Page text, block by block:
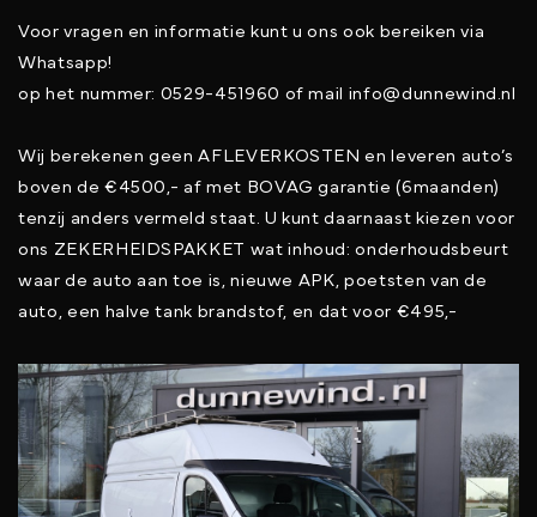
Voor vragen en informatie kunt u ons ook bereiken via
Whatsapp!
op het nummer: 0529-451960 of mail info@dunnewind.nl
Wij berekenen geen AFLEVERKOSTEN en leveren auto’s
boven de €4500,- af met BOVAG garantie (6maanden)
tenzij anders vermeld staat. U kunt daarnaast kiezen voor
ons ZEKERHEIDSPAKKET wat inhoud: onderhoudsbeurt
waar de auto aan toe is, nieuwe APK, poetsten van de
auto, een halve tank brandstof, en dat voor €495,-